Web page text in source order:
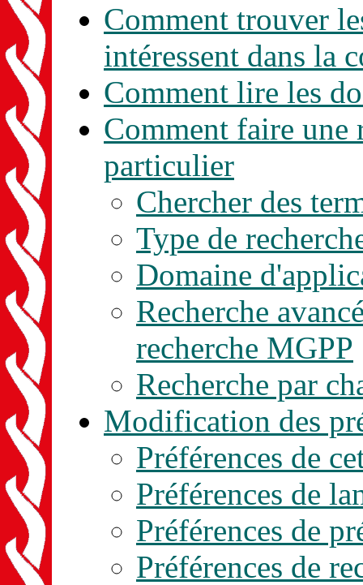
Comment trouver
intéressent dans la
Comment lire les
Comment faire une
particulier
Chercher des
Type de
Domaine
Recherche
recherche MGPP
Recherche par
Modification des
Préférences de
Préférences de
Préférences de
Préférences de